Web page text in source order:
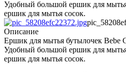
Удобный большой ершик для
ершик для мытья сосок.
Описание
Ершик для мытья бутылочек Bebe
Удобный большой ершик для
ершик для мытья сосок.